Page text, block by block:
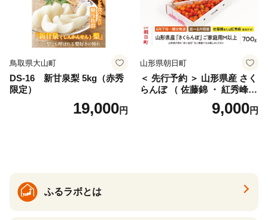
鳥取県大山町
DS-16 新甘泉梨 5kg（赤秀
限定）
19,000円
山形県朝日町
＜ 先行予約 ＞ 山形県産 さく
らんぼ （ 佐藤錦 ・ 紅秀峰
） ご家庭用 M以上 700g 【20
26年6月下旬から7月上旬発
9,000円
ふるラボとは